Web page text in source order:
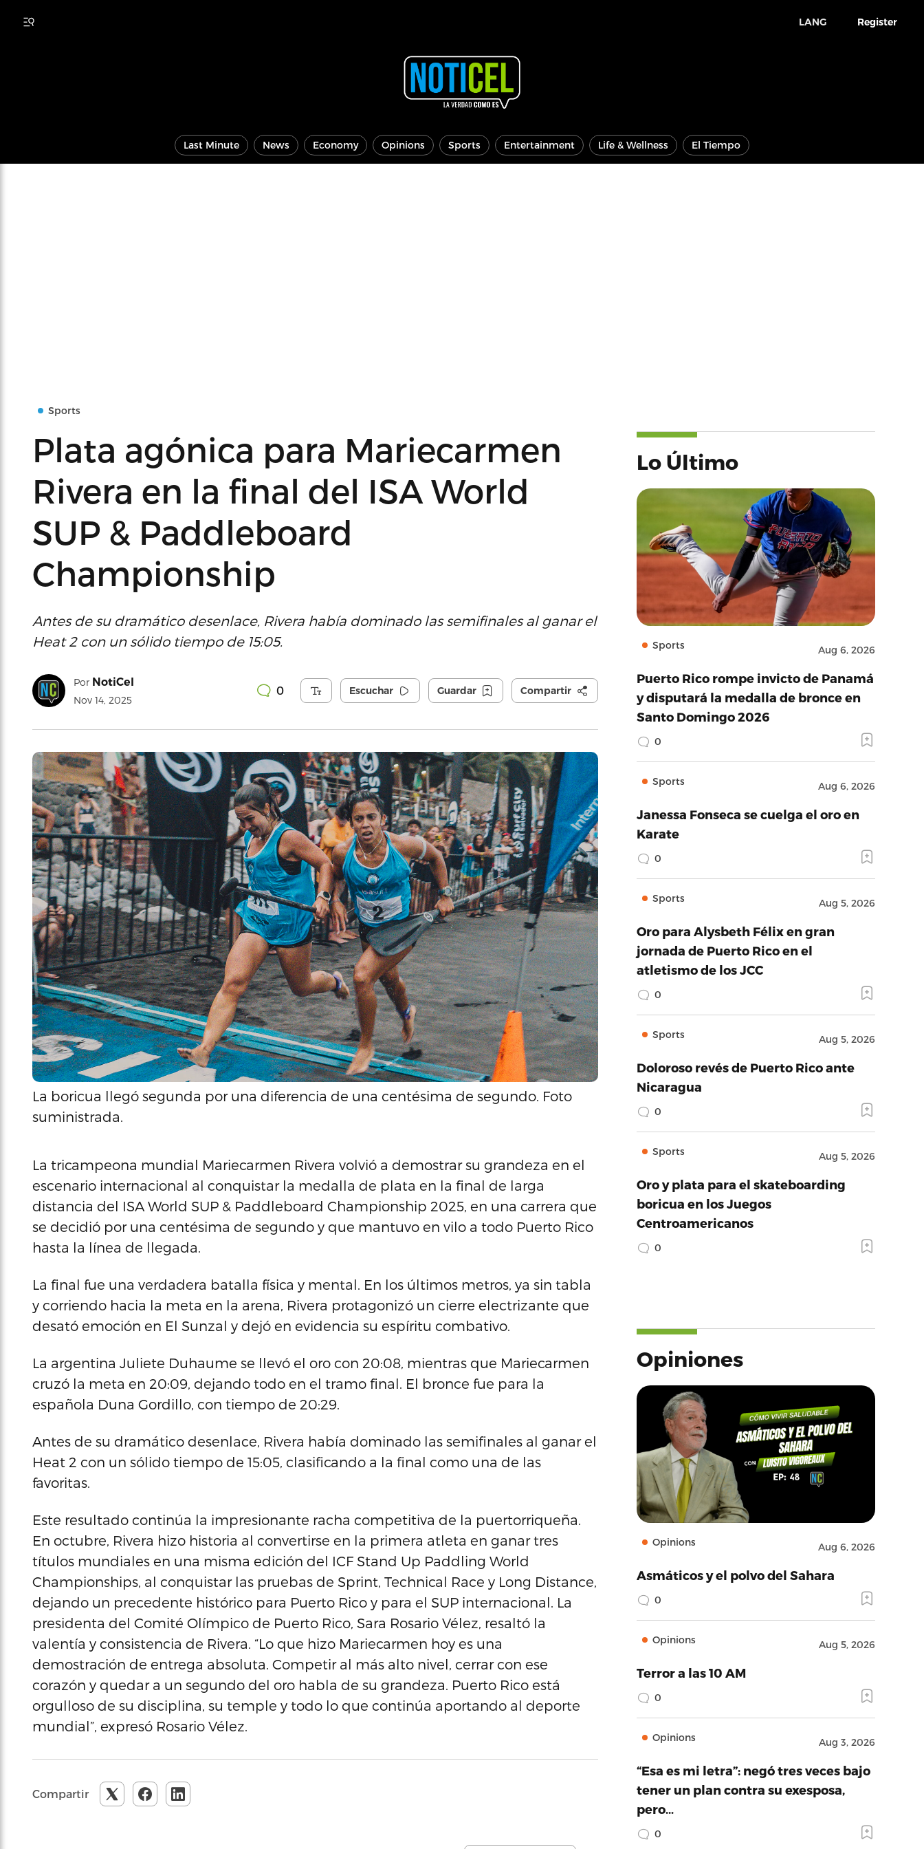
LANG Register
Last Minute News Economy Opinions Sports Entertainment Life & Wellness El Tiempo
Sports
Plata agónica para Mariecarmen
Rivera en la final del ISA World
SUP & Paddleboard
Championship
Antes de su dramático desenlace, Rivera había dominado las semifinales al ganar el
Heat 2 con un sólido tiempo de 15:05.
Por NotiCel
Nov 14, 2025
0 Escuchar Guardar Compartir
La boricua llegó segunda por una diferencia de una centésima de segundo. Foto
suministrada.
La tricampeona mundial Mariecarmen Rivera volvió a demostrar su grandeza en el
escenario internacional al conquistar la medalla de plata en la final de larga
distancia del ISA World SUP & Paddleboard Championship 2025, en una carrera que
se decidió por una centésima de segundo y que mantuvo en vilo a todo Puerto Rico
hasta la línea de llegada.
La final fue una verdadera batalla física y mental. En los últimos metros, ya sin tabla
y corriendo hacia la meta en la arena, Rivera protagonizó un cierre electrizante que
desató emoción en El Sunzal y dejó en evidencia su espíritu combativo.
La argentina Juliete Duhaume se llevó el oro con 20:08, mientras que Mariecarmen
cruzó la meta en 20:09, dejando todo en el tramo final. El bronce fue para la
española Duna Gordillo, con tiempo de 20:29.
Antes de su dramático desenlace, Rivera había dominado las semifinales al ganar el
Heat 2 con un sólido tiempo de 15:05, clasificando a la final como una de las
favoritas.
Este resultado continúa la impresionante racha competitiva de la puertorriqueña.
En octubre, Rivera hizo historia al convertirse en la primera atleta en ganar tres
títulos mundiales en una misma edición del ICF Stand Up Paddling World
Championships, al conquistar las pruebas de Sprint, Technical Race y Long Distance,
dejando un precedente histórico para Puerto Rico y para el SUP internacional. La
presidenta del Comité Olímpico de Puerto Rico, Sara Rosario Vélez, resaltó la
valentía y consistencia de Rivera. “Lo que hizo Mariecarmen hoy es una
demostración de entrega absoluta. Competir al más alto nivel, cerrar con ese
corazón y quedar a un segundo del oro habla de su grandeza. Puerto Rico está
orgulloso de su disciplina, su temple y todo lo que continúa aportando al deporte
mundial”, expresó Rosario Vélez.
Compartir
Lo Último
Sports Aug 6, 2026
Puerto Rico rompe invicto de Panamá
y disputará la medalla de bronce en
Santo Domingo 2026
0
Sports Aug 6, 2026
Janessa Fonseca se cuelga el oro en
Karate
0
Sports Aug 5, 2026
Oro para Alysbeth Félix en gran
jornada de Puerto Rico en el
atletismo de los JCC
0
Sports Aug 5, 2026
Doloroso revés de Puerto Rico ante
Nicaragua
0
Sports Aug 5, 2026
Oro y plata para el skateboarding
boricua en los Juegos
Centroamericanos
0
Opiniones
Opinions Aug 6, 2026
Asmáticos y el polvo del Sahara
0
Opinions Aug 5, 2026
Terror a las 10 AM
0
Opinions Aug 3, 2026
“Esa es mi letra”: negó tres veces bajo
tener un plan contra su exesposa,
pero…
0